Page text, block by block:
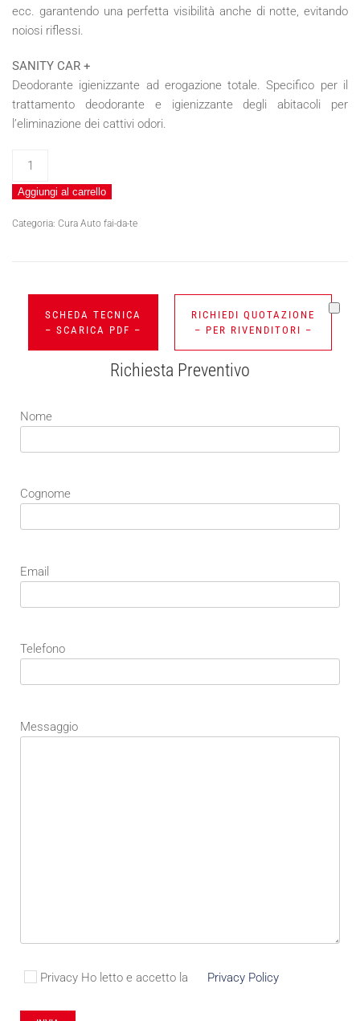
ecc. garantendo una perfetta visibilità anche di notte, evitando
noiosi riflessi.
SANITY CAR +
Deodorante igienizzante ad erogazione totale. Specifico per il
trattamento deodorante e igienizzante degli abitacoli per
l’eliminazione dei cattivi odori.
KIT
AUTO
quantità
Aggiungi al carrello
Categoria: Cura Auto fai-da-te
SCHEDA TECNICA
– SCARICA PDF –
RICHIEDI QUOTAZIONE
– PER RIVENDITORI –
Richiesta Preventivo
Nome
Cognome
Email
Telefono
Messaggio
Privacy Ho letto e accetto la Privacy Policy